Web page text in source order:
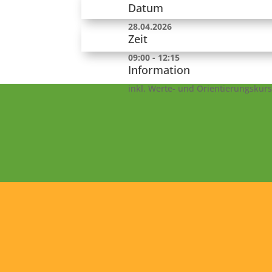
Datum
28.04.2026
Zeit
09:00 - 12:15
Information
inkl. Werte- und